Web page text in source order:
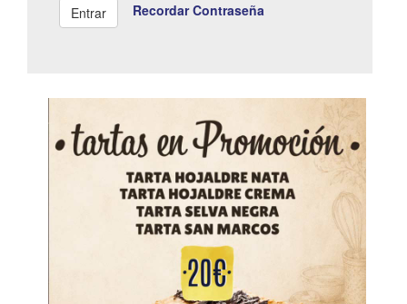
Recordar Contraseña